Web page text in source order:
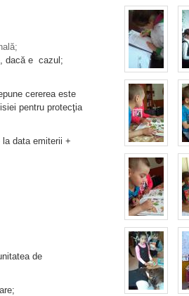
dacă e cazul;
cererea este
pentru protecţia
data emiterii +
de